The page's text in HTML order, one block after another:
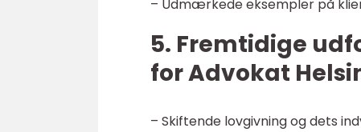
– Udmærkede eksempler på
5. Fremtidige
for Advokat
– Skiftende lovgivning og dets